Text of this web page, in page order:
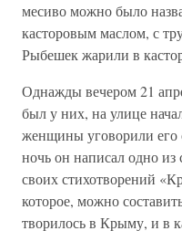
месиво можно было
касторовым маслом, с
Рыбешек жарили в
Однажды вечером 21
был у них, на улице
женщины уговорили его
ночь он написал одно
своих стихотворений
которое, можно
творилось в Крыму, и в